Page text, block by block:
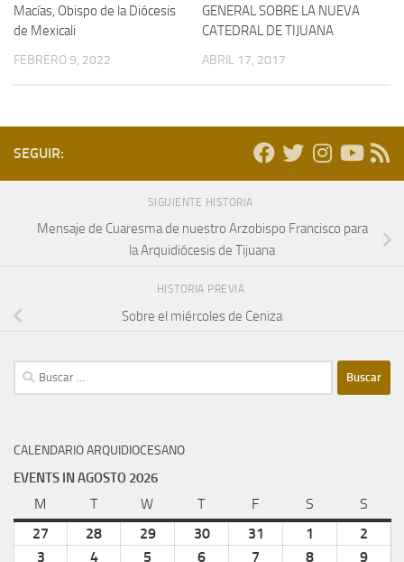
Macías, Obispo de la Diócesis
de Mexicali
FEBRERO 9, 2022
GENERAL SOBRE LA NUEVA
CATEDRAL DE TIJUANA
ABRIL 17, 2017
SEGUIR:
SIGUIENTE HISTORIA
Mensaje de Cuaresma de nuestro Arzobispo Francisco para
la Arquidiócesis de Tijuana
HISTORIA PREVIA
Sobre el miércoles de Ceniza
Buscar:
CALENDARIO ARQUIDIOCESANO
EVENTS IN AGOSTO 2026
M Tmartes W miércoles
Tjueves F S S
27
28 29julio
30julio
31 1 2
3 4agosto
5 6 7 8 9